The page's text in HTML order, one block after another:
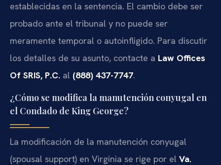
establecidas en la sentencia. El cambio debe ser
probado ante el tribunal y no puede ser
meramente temporal o autoinfligido. Para discutir
los detalles de su asunto, contacte a Law Offices
Of SRIS, P.C. al (888) 437-7747.
¿Cómo se modifica la manutención conyugal en
el Condado de King George?
La modificación de la manutención conyugal
(spousal support) en Virginia se rige por el Va.